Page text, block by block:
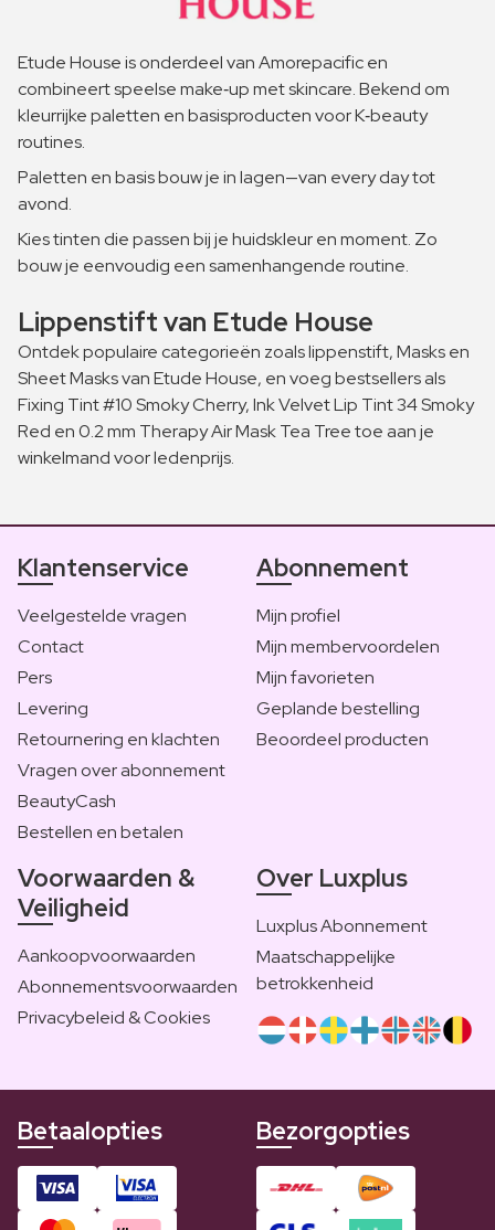
Etude House is onderdeel van Amorepacific en
combineert speelse make‑up met skincare. Bekend om
kleurrijke paletten en basisproducten voor K‑beauty
routines.
Paletten en basis bouw je in lagen—van every day tot
avond.
Kies tinten die passen bij je huidskleur en moment. Zo
bouw je eenvoudig een samenhangende routine.
Lippenstift van Etude House
Ontdek populaire categorieën zoals lippenstift, Masks en
Sheet Masks van Etude House, en voeg bestsellers als
Fixing Tint #10 Smoky Cherry, Ink Velvet Lip Tint 34 Smoky
Red en 0.2 mm Therapy Air Mask Tea Tree toe aan je
winkelmand voor ledenprijs.
Klantenservice
Veelgestelde vragen
Contact
Pers
Levering
Retournering en klachten
Vragen over abonnement
BeautyCash
Bestellen en betalen
Abonnement
Mijn profiel
Mijn membervoordelen
Mijn favorieten
Geplande bestelling
Beoordeel producten
Voorwaarden &
Veiligheid
Aankoopvoorwaarden
Abonnementsvoorwaarden
Privacybeleid & Cookies
Over Luxplus
Luxplus Abonnement
Maatschappelijke
betrokkenheid
Betaalopties Bezorgopties